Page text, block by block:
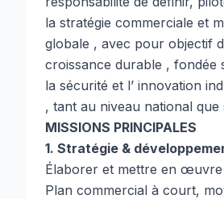
la stratégie commerciale et
globale , avec pour objectif
croissance durable , fondée
la sécurité et l’ innovation
, tant au niveau national que
MISSIONS PRINCIPALES
1. Stratégie &
Élaborer et mettre en œuvre
Plan commercial à court,